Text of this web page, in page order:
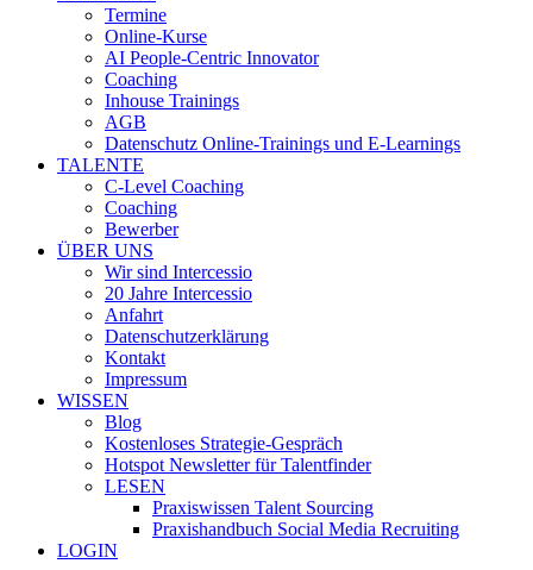
Termine
Online-Kurse
AI People-Centric Innovator
Coaching
Inhouse Trainings
AGB
Datenschutz Online-Trainings und E-Learnings
TALENTE
C-Level Coaching
Coaching
Bewerber
ÜBER UNS
Wir sind Intercessio
20 Jahre Intercessio
Anfahrt
Datenschutzerklärung
Kontakt
Impressum
WISSEN
Blog
Kostenloses Strategie-Gespräch
Hotspot Newsletter für Talentfinder
LESEN
Praxiswissen Talent Sourcing
Praxishandbuch Social Media Recruiting
LOGIN